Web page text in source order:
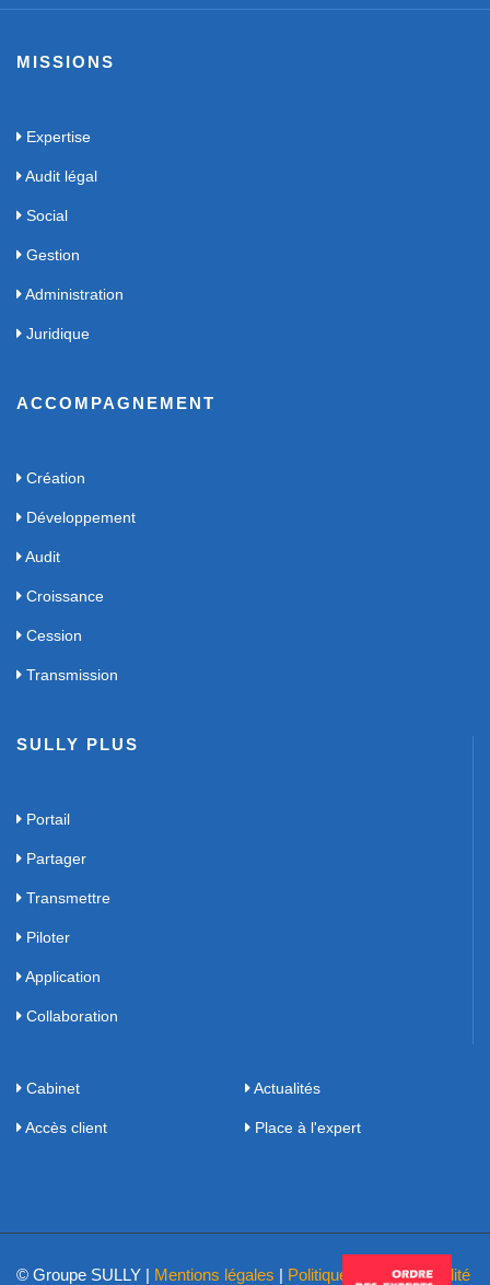
MISSIONS
Expertise
Audit légal
Social
Gestion
Administration
Juridique
ACCOMPAGNEMENT
Création
Développement
Audit
Croissance
Cession
Transmission
SULLY PLUS
Portail
Partager
Transmettre
Piloter
Application
Collaboration
Cabinet Actualités
Accès client Place à l'expert
© Groupe SULLY | Mentions légales | Politique de confidentialité